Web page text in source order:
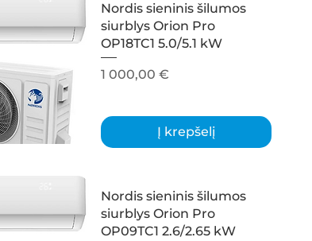
Nordis sieninis šilumos
siurblys Orion Pro
OP18TC1 5.0/5.1 kW
Kaina
1 000,00 €
Į krepšelį
Nordis sieninis šilumos
siurblys Orion Pro
OP09TC1 2.6/2.65 kW